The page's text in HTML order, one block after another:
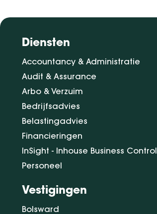
Diensten
Accountancy & Administratie
Audit & Assurance
Arbo & Verzuim
Bedrijfsadvies
Belastingadvies
Financieringen
InSight - Inhouse Business Control
Personeel
Vestigingen
Bolsward